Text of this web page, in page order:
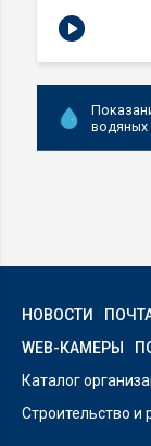
водяных
НОВОСТИ
WEB-КАМЕРЫ
Каталог
Строительство и